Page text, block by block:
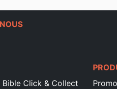
Bible Click & Collect